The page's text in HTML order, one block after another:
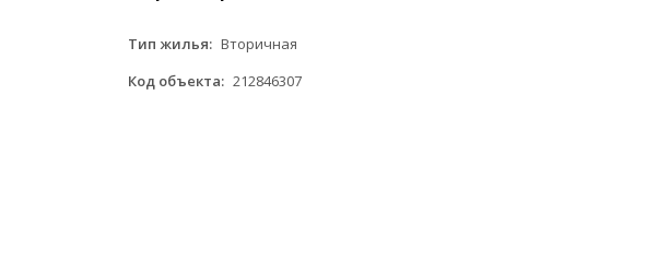
Тип жилья: Вторичная
Код объекта: 212846307